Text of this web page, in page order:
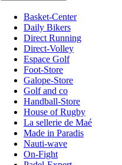
Basket-Center
Daily Bikers
Direct Running
Direct-Volley
Espace Golf
Foot-Store
Galope-Store
Golf and co
Handball-Store
House of Rugby
La sellerie de Maé
Made in Paradis
Nauti-wave
On-Fight